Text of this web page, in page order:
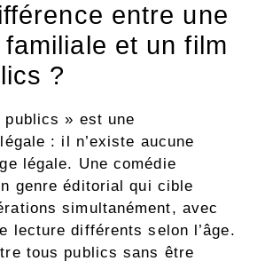
entre une
et un film
?
» est une
: il n’existe aucune
légale. Une comédie
genre éditorial qui cible
simultanément, avec
lecture différents selon l’âge.
tous publics sans être